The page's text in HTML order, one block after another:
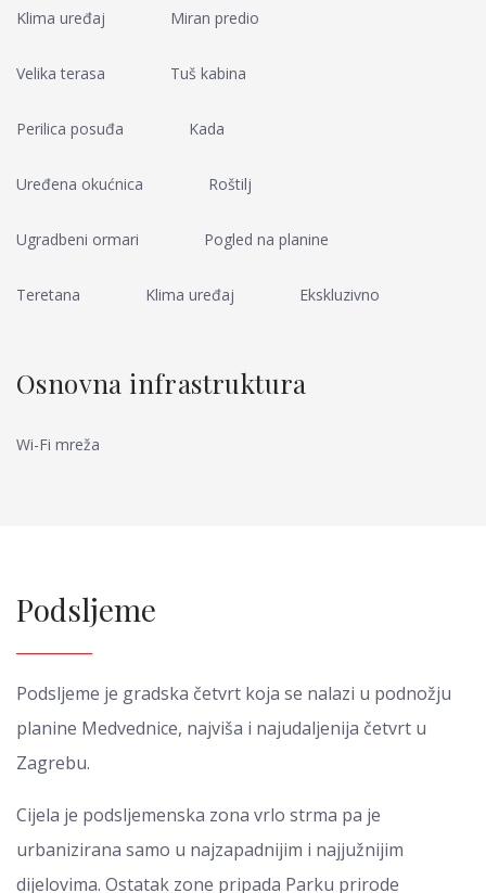
Klima uređaj Miran predio
Velika terasa Tuš kabina
Perilica posuđa Kada
Uređena okućnica Roštilj
Ugradbeni ormari Pogled na planine
Teretana Klima uređaj Ekskluzivno
Osnovna infrastruktura
Wi-Fi mreža
Podsljeme
Podsljeme je gradska četvrt koja se nalazi u podnožju
planine Medvednice, najviša i najudaljenija četvrt u
Zagrebu.
Cijela je podsljemenska zona vrlo strma pa je
urbanizirana samo u najzapadnijim i najjužnijim
dijelovima. Ostatak zone pripada Parku prirode